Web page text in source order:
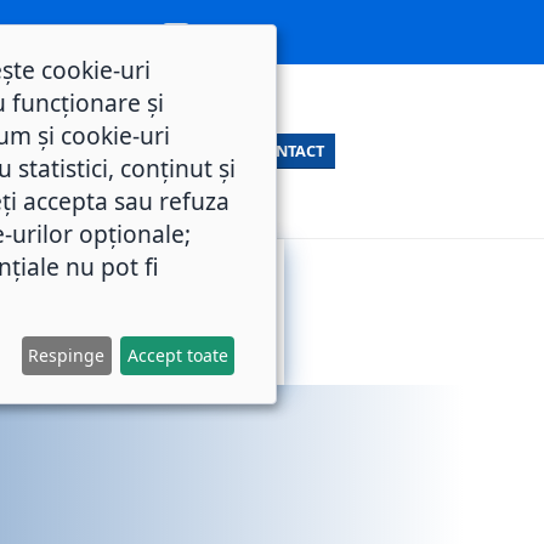
CONTACT
cookie-uri
funcționare și
și cookie-uri
statistici, conținut și
accepta sau refuza
urilor opționale;
nu pot fi
Respinge Accept toate